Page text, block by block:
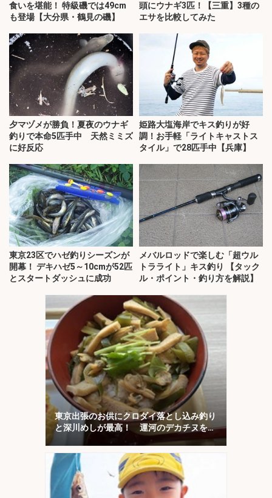
食いを堪能！ 特級磯では49cm
も登場【大分県・鶴見の磯】
頭にウナギ3匹！【三重】3種の
エサを比較してみた
夕マヅメが勝負！夏夜のウナギ
釣りで本命5匹手中 天然ミミズ
に好反応
姫路大塩海岸でキス釣りが好
調！お手軽「ライトキャストス
タイル」で28匹手中【兵庫】
東京23区でハゼ釣りシーズンが
開幕！ デキハゼ5～10cmが52匹
とスタートダッシュに成功
メバルロッドで楽しむ「超ウル
トラライト」キス釣り 【タック
ル・ポイント・釣り方を解説】
東京出張のお供にクロダイ落とし込み釣り
と深川めしが最高！ 運河のデカチヌを狙